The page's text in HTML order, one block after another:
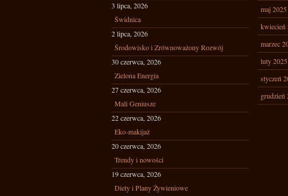
3 lipca, 2026
Świdnica
2 lipca, 2026
Środowisko i Zrównoważony Rozwój
30 czerwca, 2026
Zielona Energia
27 czerwca, 2026
Mali Geniusze
22 czerwca, 2026
Eko-makijaż
20 czerwca, 2026
Trendy i nowości
19 czerwca, 2026
Diety i Plany Żywieniowe
maj 2025
kwiecień
marzec
luty 2025
styczeń
grudzień